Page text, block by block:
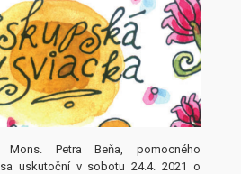
Mons. Petra Beňa, pomocného
uskutoční v sobotu 24.4. 2021 o